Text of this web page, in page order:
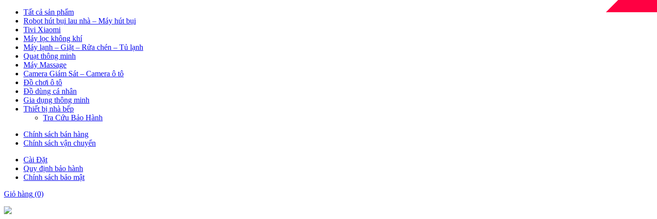
Tất cả sản phẩm
Robot hút bụi lau nhà – Máy hút bụi
Tivi Xiaomi
Máy lọc không khí
Máy lạnh – Giặt – Rửa chén – Tủ lạnh
Quạt thông minh
Máy Massage
Camera Giám Sát – Camera ô tô
Đồ chơi ô tô
Đồ dùng cá nhân
Gia dụng thông minh
Thiết bị nhà bếp
Tra Cứu Bảo Hành
Chính sách bán hàng
Chính sách vận chuyển
Cài Đặt
Quy định bảo hành
Chính sách bảo mật
Giỏ hàng (0)